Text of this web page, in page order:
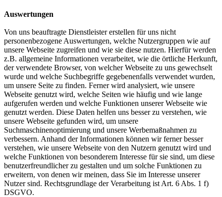
Auswertungen
Von uns beauftragte Dienstleister erstellen für uns nicht
personenbezogene Auswertungen, welche Nutzergruppen wie auf
unsere Webseite zugreifen und wie sie diese nutzen. Hierfür werden
z.B. allgemeine Informationen verarbeitet, wie die örtliche Herkunft,
der verwendete Browser, von welcher Webseite zu uns gewechselt
wurde und welche Suchbegriffe gegebenenfalls verwendet wurden,
um unsere Seite zu finden. Ferner wird analysiert, wie unsere
Webseite genutzt wird, welche Seiten wie häufig und wie lange
aufgerufen werden und welche Funktionen unserer Webseite wie
genutzt werden. Diese Daten helfen uns besser zu verstehen, wie
unsere Webseite gefunden wird, um unsere
Suchmaschinenoptimierung und unsere Werbemaßnahmen zu
verbessern. Anhand der Informationen können wir ferner besser
verstehen, wie unsere Webseite von den Nutzern genutzt wird und
welche Funktionen von besonderem Interesse für sie sind, um diese
benutzerfreundlicher zu gestalten und um solche Funktionen zu
erweitern, von denen wir meinen, dass Sie im Interesse unserer
Nutzer sind. Rechtsgrundlage der Verarbeitung ist Art. 6 Abs. 1 f)
DSGVO.